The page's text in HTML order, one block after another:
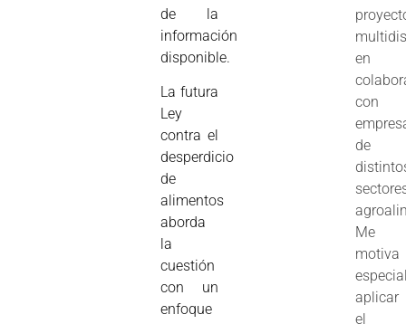
de la
información
disponible.
La futura
Ley
contra el
desperdicio
de
alimentos
aborda
la
cuestión
con un
enfoque
en
con
de
Me
motiva
aplicar
el